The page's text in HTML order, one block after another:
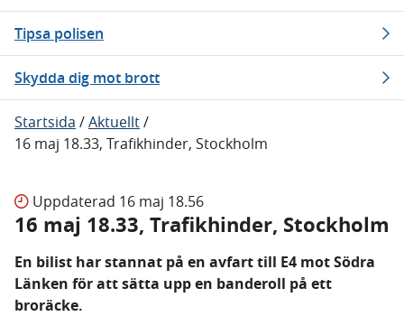
Tipsa polisen
Skydda dig mot brott
Startsida /Aktuellt/
16 maj 18.33, Trafikhinder, Stockholm
Uppdaterad 16 maj 18.56
16 maj 18.33, Trafikhinder, Stockholm
En bilist har stannat på en avfart till E4 mot Södra
Länken för att sätta upp en banderoll på ett
broräcke.